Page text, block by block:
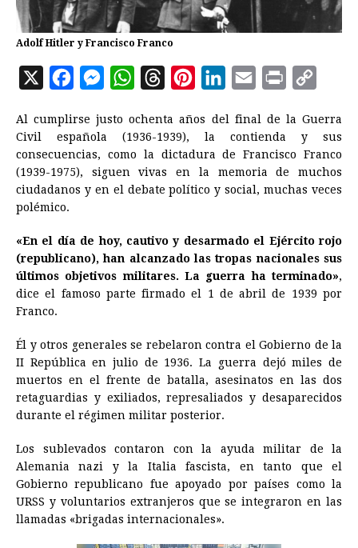
Adolf Hitler y Francisco Franco
X
c
e
b
o
k
M
s
s
e
n
e
W
a
t
s
A
p
r
e
a
d
n
t
e
r
s
n
k
e
d
n
a
i
l
i
n
t
p
y
L
i
k
Al cumplirse justo ochenta años del final de la Guerra
Civil española (1936-1939), la contienda y sus
consecuencias, como la dictadura de Francisco Franco
(1939-1975), siguen vivas en la memoria de muchos
ciudadanos y en el debate político y social, muchas veces
polémico.
«En el día de hoy, cautivo y desarmado el Ejército rojo
(republicano), han alcanzado las tropas nacionales sus
últimos objetivos militares. La guerra ha terminado»,
dice el famoso parte firmado el 1 de abril de 1939 por
Franco.
Él y otros generales se rebelaron contra el Gobierno de la
II República en julio de 1936. La guerra dejó miles de
muertos en el frente de batalla, asesinatos en las dos
retaguardias y exiliados, represaliados y desaparecidos
durante el régimen militar posterior.
Los sublevados contaron con la ayuda militar de la
Alemania nazi y la Italia fascista, en tanto que el
Gobierno republicano fue apoyado por países como la
URSS y voluntarios extranjeros que se integraron en las
llamadas «brigadas internacionales».